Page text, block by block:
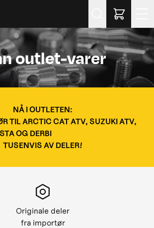
outlet-varer
NÅ I OUTLETEN:
TIL ARCTIC CAT ATV, SUZUKI ATV,
OG DERBI
TUSENVIS AV DELER!
Originale deler
fra importør